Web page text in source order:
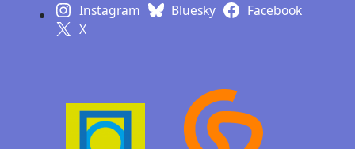
Instagram Bluesky
Facebook
X